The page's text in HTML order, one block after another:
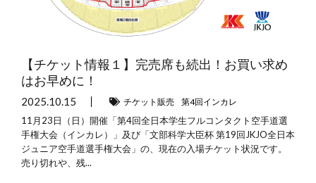
【チケット情報１】完売席も続出！お買い求め
はお早めに！
2025.10.15 チケット販売 第4回インカレ
11月23日（日）開催「第4回全日本学生フルコンタクト空手道選
手権大会（インカレ）」及び「文部科学大臣杯 第19回JKJO全日本
ジュニア空手道選手権大会」の、現在の入場チケット状況です。
売り切れや、残...